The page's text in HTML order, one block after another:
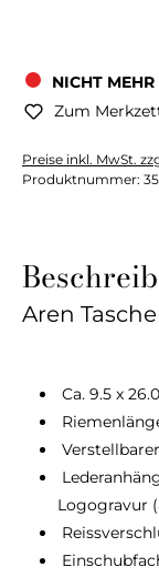
NICHT
Zum
Preise inkl. MwSt.
Produktnummer:
Aren Tasche
Ca. 9.5 x
Logogravur